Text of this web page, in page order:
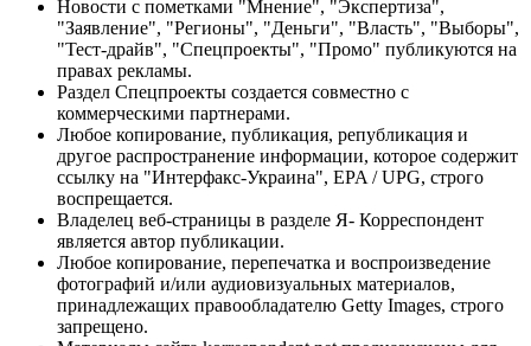
Новости с пометками "Мнение", "Экспертиза",
"Заявление", "Регионы", "Деньги", "Власть", "Выборы",
"Тест-драйв", "Спецпроекты", "Промо" публикуются на
правах рекламы.
Раздел Спецпроекты создается совместно с
коммерческими партнерами.
Любое копирование, публикация, републикация и
другое распространение информации, которое содержит
ссылку на "Интерфакс-Украина", EPA / UPG, строго
воспрещается.
Владелец веб-страницы в разделе Я- Корреспондент
является автор публикации.
Любое копирование, перепечатка и воспроизведение
фотографий и/или аудиовизуальных материалов,
принадлежащих правообладателю Getty Images, строго
запрещено.